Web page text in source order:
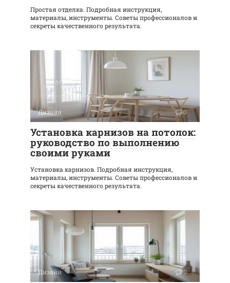
Простая отделка. Подробная инструкция,
материалы, инструменты. Советы профессионалов и
секреты качественного результата.
Дизайн 0
Установка карнизов на потолок:
руководство по выполнению
своими руками
Установка карнизов. Подробная инструкция,
материалы, инструменты. Советы профессионалов и
секреты качественного результата.
Дизайн 0